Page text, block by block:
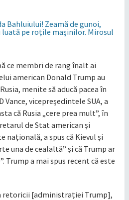
Bahluiului! Zeamă de gunoi,
pe roțile mașinilor. Mirosul
ce membri de rang înalt ai
american Donald Trump au
menite să aducă pacea în
Vance, vicepreședintele SUA, a
că Rusia „cere prea mult”, în
de Stat american și
națională, a spus că Kievul și
una de cealaltă” și că Trump ar
Trump a mai spus recent că este
retoricii [administrației Trump],